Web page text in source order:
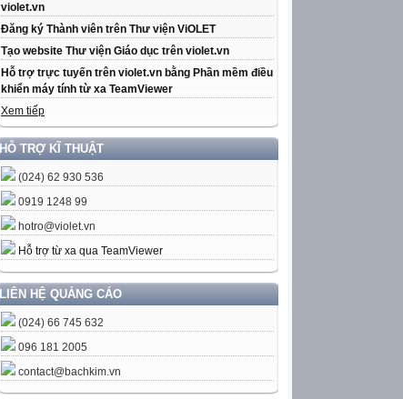
violet.vn
Đăng ký Thành viên trên Thư viện ViOLET
Tạo website Thư viện Giáo dục trên violet.vn
Hỗ trợ trực tuyến trên violet.vn bằng Phần mềm điều
khiển máy tính từ xa TeamViewer
Xem tiếp
HỖ TRỢ KĨ THUẬT
(024) 62 930 536
0919 1248 99
hotro@violet.vn
Hỗ trợ từ xa qua TeamViewer
LIÊN HỆ QUẢNG CÁO
(024) 66 745 632
096 181 2005
contact@bachkim.vn